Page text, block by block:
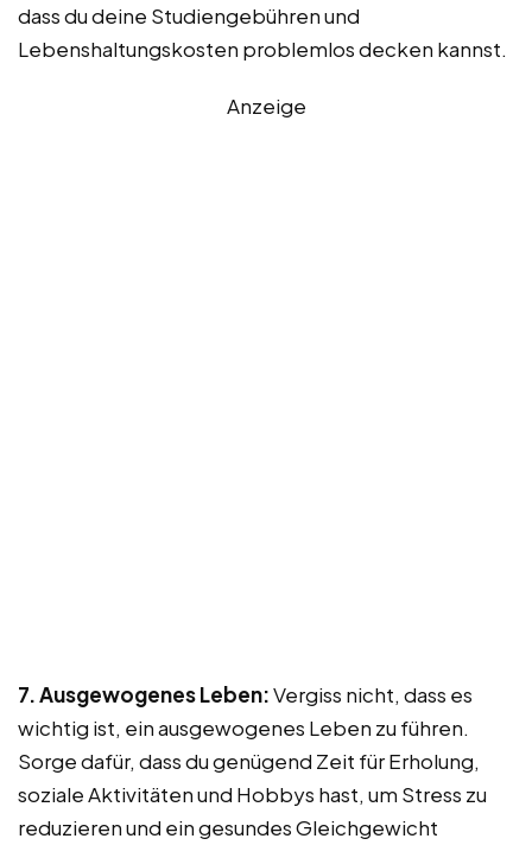
dass du deine Studiengebühren und
Lebenshaltungskosten problemlos decken kannst.
Anzeige
7. Ausgewogenes Leben:Vergiss nicht, dass es
wichtig ist, ein ausgewogenes Leben zu führen.
Sorge dafür, dass du genügend Zeit für Erholung,
soziale Aktivitäten und Hobbys hast, um Stress zu
reduzieren und ein gesundes Gleichgewicht